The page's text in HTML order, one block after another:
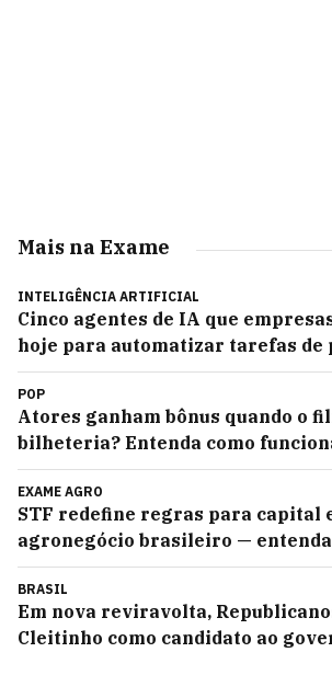
Mais na Exame
INTELIGÊNCIA ARTIFICIAL
Cinco agentes de IA que
hoje para automatizar tarefas de
POP
Atores ganham bônus quando o
bilheteria? Entenda como
EXAME AGRO
STF redefine regras para capital
agronegócio brasileiro —
BRASIL
Em nova reviravolta,
Cleitinho como candidato ao